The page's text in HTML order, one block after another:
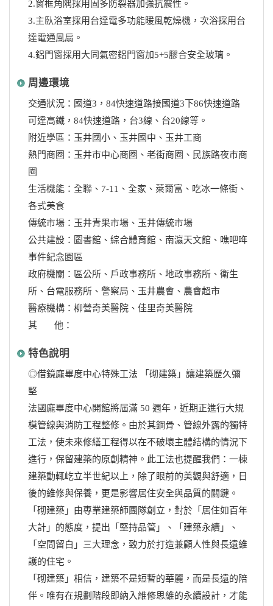
2.窗框角隅採用固多防裂器加強抗震性。
3.主臥浴室採用台達電多功能暖風乾燥機，次浴採用台
達電通風扇。
4.鋁門窗採用大同氣密鋁門窗加5+5膠合安全玻璃。
周邊環境
交通狀況：國道3，84快速道路接國道3下86快速道路
可達高鐵，84快速道路，台3線、台20線等。
附近學區：玉井國小、玉井國中、玉井工商
熱門商圈：玉井市中心商圈、老街商圈、民族路夜市商
圈
生活機能：全聯、7-11、全家、萊爾富、吃冰一條街、
各式美食
傳統市場：玉井青果市場、玉井傳統市場
公共建設：圖書館、綜合體育館、南瀛天文館、噍吧哖
事件紀念園區
政府機關：區公所、戶政事務所、地政事務所、衛生
所、台電服務所、警察局、玉井農會、農會超市
醫療機構：柳營奇美醫院、佳里奇美醫院
其 他：
特色說明
◎借鏡龐畢度中心特殊工法 「砌建築」讓建築歷久彌
堅
法國龐畢度中心開館將屆滿 50 週年，近期正進行大規
模管線與消防工程整修。由於其鋼骨、管線外露的獨特
工法，使未來修繕工程得以在不破壞主體結構的情況下
進行，保留建築的原創精神。此工法也提醒我們：一棟
建築動輒屹立半世紀以上，除了眼前的美觀與舒適，日
後的維修與保養，更是影響居住安全與品質的關鍵。
「砌建築」由專業建築師團隊創立，對於「居住如百年
大計」的態度，提出「堅持品管」、「建築永續」、
「空間留白」三大理念，致力於打造兼顧人性與長遠維
護的住宅。
「砌建築」相信，建築不是短暫的華麗，而是長遠的陪
伴。唯有在規劃階段即納入維修思維的永續設計，才能